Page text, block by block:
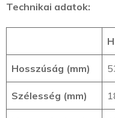
Technikai adatok:
Hosszúság (mm)
Szélesség (mm)